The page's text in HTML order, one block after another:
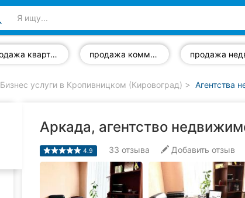
продажа квартир продажа коммерческой недвижимости
Бизнес услуги в Кропивницком (Кировоград) Агентства
Аркада, агентство
4.9 33 отзыва Добавить отзыв